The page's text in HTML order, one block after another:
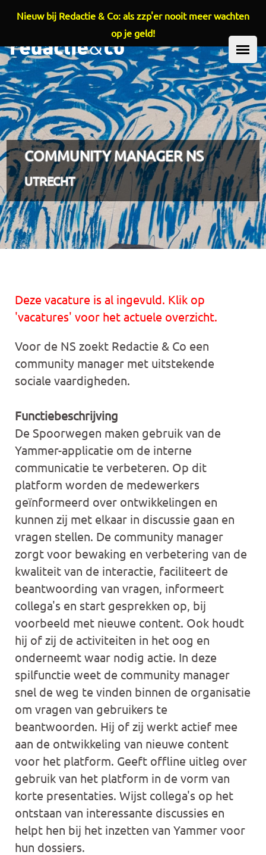
Overslaan en naar de inhoud gaan
HOOFDMENU
COMMUNITY MANAGER NS
UTRECHT
Deze vacature is al ingevuld. Klik op
'vacatures' voor het actuele overzicht.
Voor de NS zoekt Redactie & Co een
community manager met uitstekende
sociale vaardigheden.
Functiebeschrijving
De Spoorwegen maken gebruik van de
Yammer-applicatie om de interne
communicatie te verbeteren. Op dit
platform worden de medewerkers
geïnformeerd over ontwikkelingen en
kunnen zij met elkaar in discussie gaan en
vragen stellen. De community manager
zorgt voor bewaking en verbetering van de
kwaliteit van de interactie, faciliteert de
beantwoording van vragen, informeert
collega's en start gesprekken op, bij
voorbeeld met nieuwe content. Ook houdt
hij of zij de activiteiten in het oog en
onderneemt waar nodig actie. In deze
spilfunctie weet de community manager
snel de weg te vinden binnen de organisatie
om vragen van gebruikers te
beantwoorden. Hij of zij werkt actief mee
aan de ontwikkeling van nieuwe content
voor het platform. Geeft offline uitleg over
gebruik van het platform in de vorm van
korte presentaties. Wijst collega's op het
ontstaan van interessante discussies en
helpt hen bij het inzetten van Yammer voor
hun dossiers.
Nieuw bij Redactie & Co: als zzp'er nooit meer wachten
op je geld!